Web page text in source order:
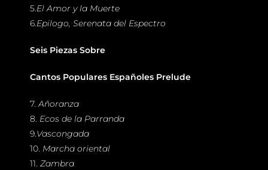
5.El Amor y la Muerte
6.Epilogo, Serenata del Espectro
Seis Piezas Sobre
Cantos Populares Españoles Prelude
7.Añoranza
8. Ecos de la Parranda
9.Vascongada
10. Marcha oriental
11. Zambra